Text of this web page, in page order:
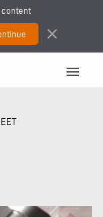
content
close
menu